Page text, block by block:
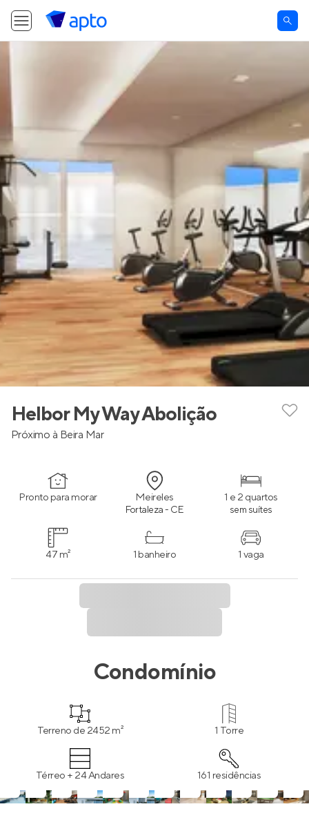
Helbor My Way Abolição
Próximo à Beira Mar
Pronto para morar Meireles
Fortaleza - CE
1 e 2 quartos
sem suítes
47 m² 1 banheiro 1 vaga
Condomínio
Terreno de 2452 m² 1 Torre
Térreo + 24 Andares 161 residências